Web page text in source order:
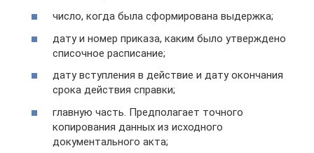
число, когда была сформирована выдержка;
дату и номер приказа, каким было утверждено
списочное расписание;
дату вступления в действие и дату окончания
срока действия справки;
главную часть. Предполагает точного
копирования данных из исходного
документального акта;